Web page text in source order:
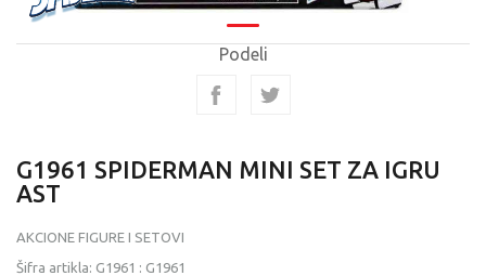
Podeli
G1961 SPIDERMAN MINI SET ZA IGRU
AST
AKCIONE FIGURE I SETOVI
Šifra artikla: G1961 : G1961